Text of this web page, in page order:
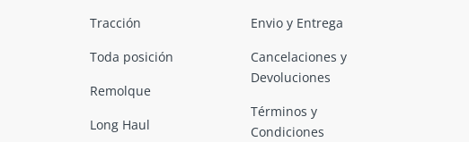
Tracción
Toda posición
Remolque
Long Haul
Envio y Entrega
Cancelaciones y
Devoluciones
Términos y
Condiciones